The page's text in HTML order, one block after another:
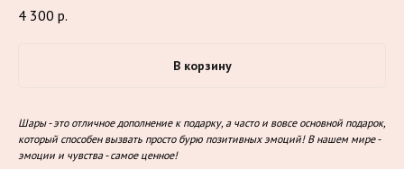
4 300 р.
В корзину
Шары - это отличное дополнение к подарку, а часто и вовсе основной подарок,
который способен вызвать просто бурю позитивных эмоций! В нашем мире -
эмоции и чувства - самое ценное!